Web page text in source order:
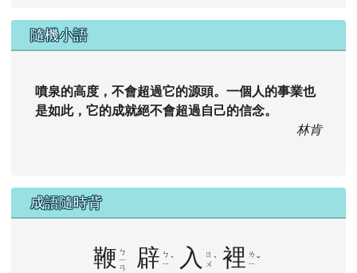
隨機小語
噴泉的高度，不會超過它的源頭。一個人的事業也
是如此，它的成就絕不會超過自己的信念。
林肯
成語隨時背
鞭 ㄅ
ㄧ
ㄢ
辟 ㄅ
ㄧ ˋ 入
ㄖ
ㄨ ˋ 裡 ㄌ
ㄧˇ